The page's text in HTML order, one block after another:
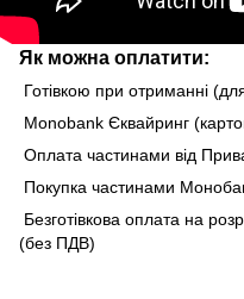
Як можна оплатити:
Готівкою при отриманні
Monobank Єквайринг
Оплата частинами від
Покупка частинами
Безготівкова оплата на
(без ПДВ)